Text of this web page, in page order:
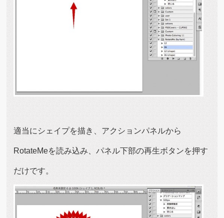
適当にシェイプを描き、アクションパネルから
RotateMeを読み込み、パネル下部の再生ボタンを押す
だけです。